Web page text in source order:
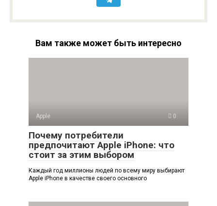
Вам также может быть интересно
Apple 0
Почему потребители
предпочитают Apple iPhone: что
стоит за этим выбором
Каждый год миллионы людей по всему миру выбирают
Apple iPhone в качестве своего основного